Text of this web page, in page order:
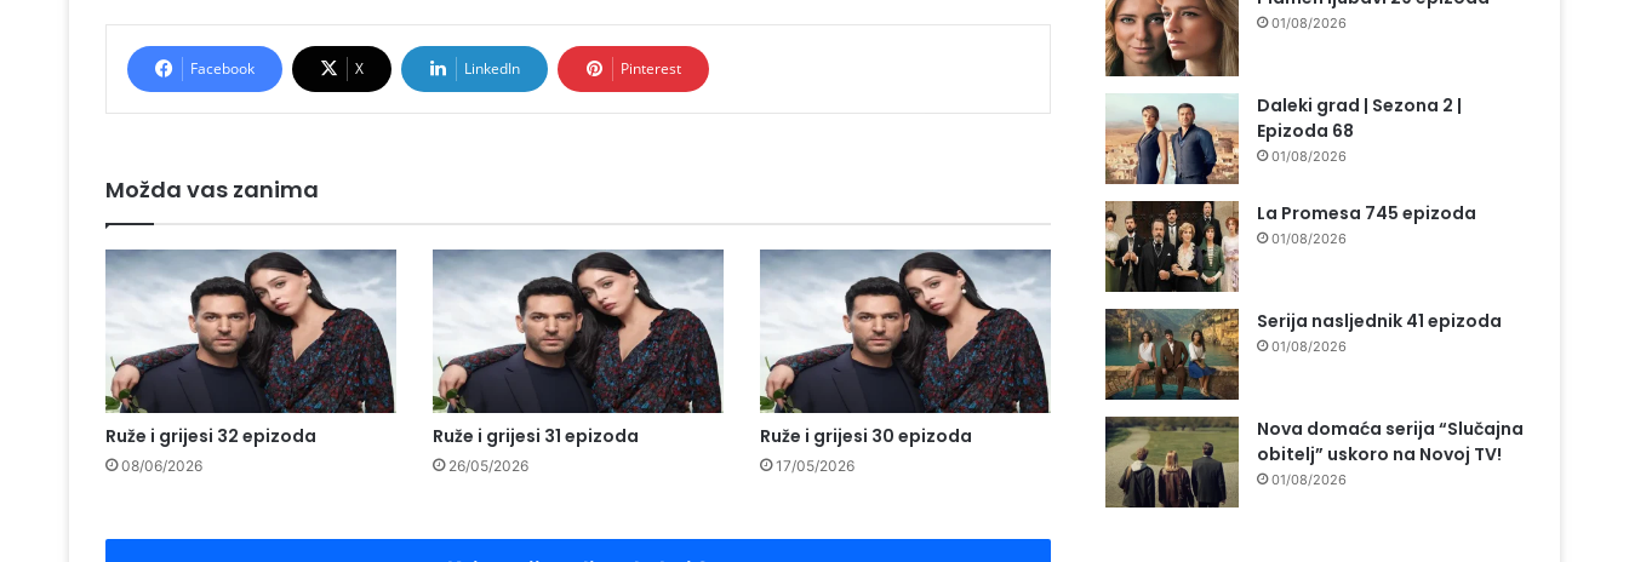
Facebook X LinkedIn Pinterest
Možda vas zanima
Ruže i grijesi 32 epizoda
08/06/2026
Ruže i grijesi 31 epizoda
26/05/2026
Ruže i grijesi 30 epizoda
17/05/2026
01/08/2026
Daleki grad | Sezona 2 |
Epizoda 68
01/08/2026
La Promesa 745 epizoda
01/08/2026
Serija nasljednik 41 epizoda
01/08/2026
Nova domaća serija “Slučajna
obitelj” uskoro na Novoj TV!
01/08/2026